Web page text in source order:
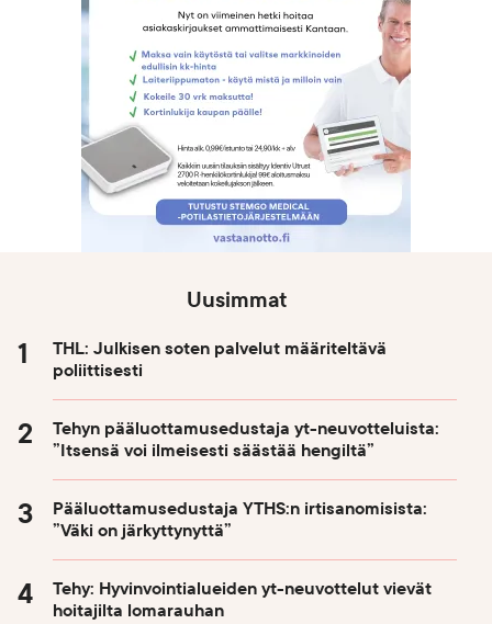
Uusimmat
THL: Julkisen soten palvelut määriteltävä
poliittisesti
Tehyn pääluottamusedustaja yt-neuvotteluista:
”Itsensä voi ilmeisesti säästää hengiltä”
Pääluottamusedustaja YTHS:n irtisanomisista:
”Väki on järkyttynyttä”
Tehy: Hyvinvointialueiden yt-neuvottelut vievät
hoitajilta lomarauhan